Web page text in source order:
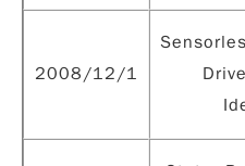
2008/12/1